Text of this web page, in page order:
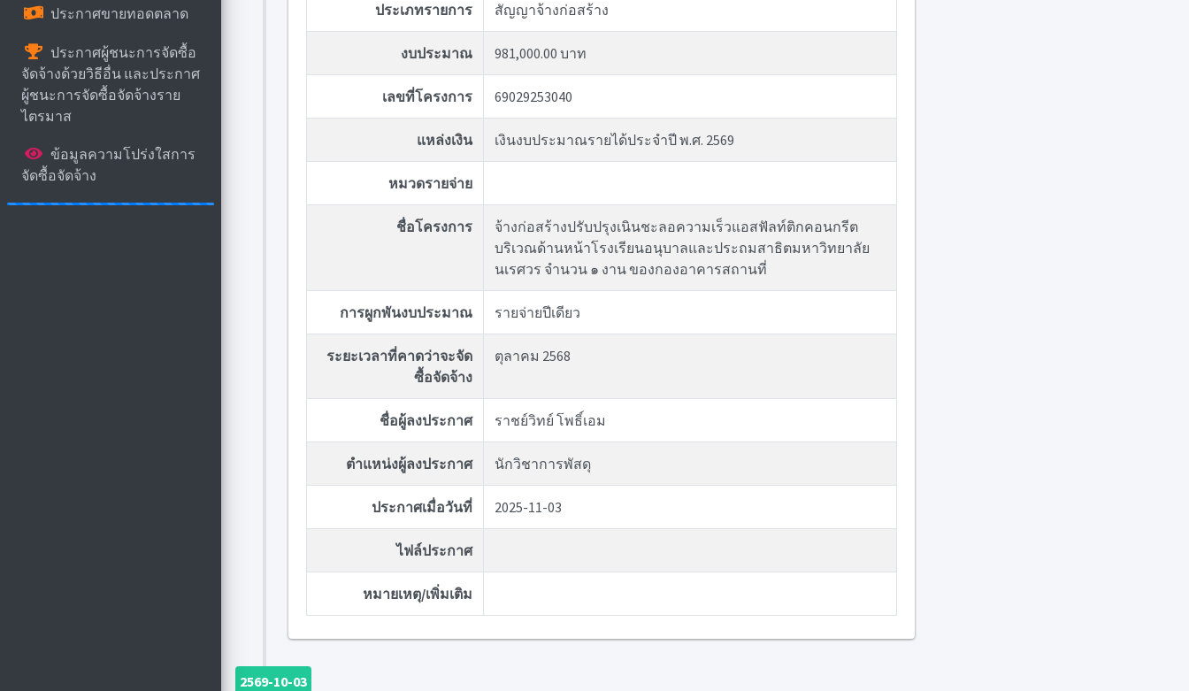
ประกาศขายทอดตลาด
ประกาศผู้ชนะการจัดซื้อ
จัดจ้างด้วยวิธีอื่น และประกาศ
ผู้ชนะการจัดซื้อจัดจ้างราย
ไตรมาส
ข้อมูลความโปร่งใสการ
จัดซื้อจัดจ้าง
ประเภทรายการ สัญญาจ้างก่อสร้าง
งบประมาณ 981,000.00 บาท
เลขที่โครงการ 69029253040
แหล่งเงิน เงินงบประมาณรายได้ประจำปี พ.ศ. 2569
หมวดรายจ่าย
ชื่อโครงการ
จ้างก่อสร้างปรับปรุงเนินชะลอความเร็วแอสฟัลท์ติกคอนกรีต
บริเวณด้านหน้าโรงเรียนอนุบาลและประถมสาธิตมหาวิทยาลัย
นเรศวร จำนวน ๑ งาน ของกองอาคารสถานที่
การผูกพันงบประมาณ รายจ่ายปีเดียว
ระยะเวลาที่คาดว่าจะจัด
ซื้อจัดจ้าง
ตุลาคม 2568
ชื่อผู้ลงประกาศ ราชย์วิทย์ โพธิ์เอม
ตำแหน่งผู้ลงประกาศ นักวิชาการพัสดุ
ประกาศเมื่อวันที่ 2025-11-03
ไฟล์ประกาศ
หมายเหตุ/เพิ่มเติม
2569-10-03